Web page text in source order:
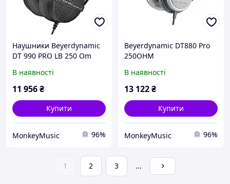
Наушники Beyerdynamic
DT 990 PRO LB 250 Om
В наявності
11 956₴
Купити
MonkeyMusic 96%
Beyerdynamic DT880 Pro
250OHM
В наявності
13 122₴
Купити
MonkeyMusic 96%
1 2 3 ...